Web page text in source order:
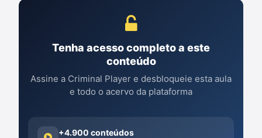
Tenha acesso completo a este
conteúdo
Assine a Criminal Player e desbloqueie esta aula
e todo o acervo da plataforma
+4.900 conteúdos